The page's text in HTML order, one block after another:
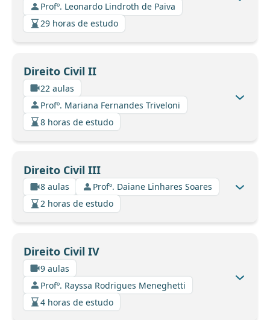
Profº. Leonardo Lindroth de Paiva
29 horas de estudo
Direito Civil II
22 aulas
Profº. Mariana Fernandes Triveloni
8 horas de estudo
Direito Civil III
8 aulas
Profº. Daiane Linhares Soares
2 horas de estudo
Direito Civil IV
9 aulas
Profº. Rayssa Rodrigues Meneghetti
4 horas de estudo